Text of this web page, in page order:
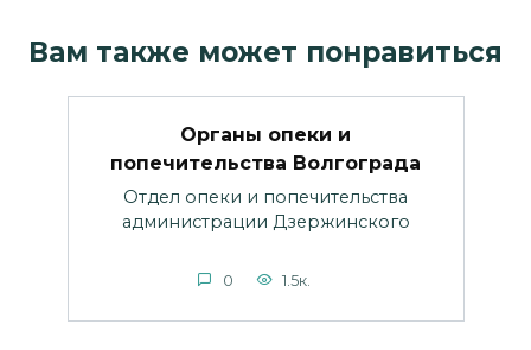
Вам также может понравиться
Органы опеки и
попечительства Волгограда
Отдел опеки и попечительства
администрации Дзержинского
0 1.5к.